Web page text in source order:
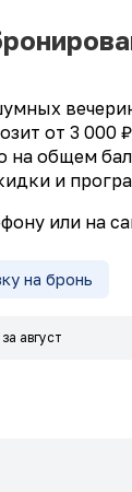
от 3 000
на общем
и
или на
на бронь
август